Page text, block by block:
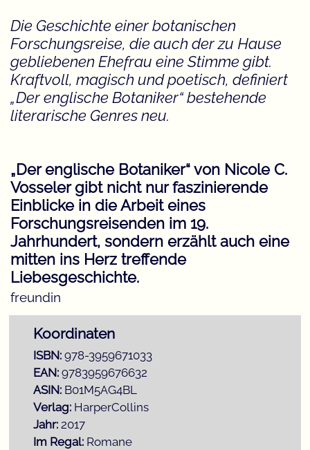
Die Geschichte einer botanischen
Forschungsreise, die auch der zu Hause
gebliebenen Ehefrau eine Stimme gibt.
Kraftvoll, magisch und poetisch, definiert
„Der englische Botaniker“ bestehende
literarische Genres neu.
Der englische Botaniker von Nicole C.
Vosseler gibt nicht nur faszinierende
Einblicke in die Arbeit eines
Forschungsreisenden im 19.
Jahrhundert, sondern erzählt auch eine
mitten ins Herz treffende
Liebesgeschichte.
freundin
Koordinaten
ISBN:978-3959671033
EAN:9783959676632
ASIN: B01M5AG4BL
Verlag: HarperCollins
Jahr:2017
Im Regal: Romane